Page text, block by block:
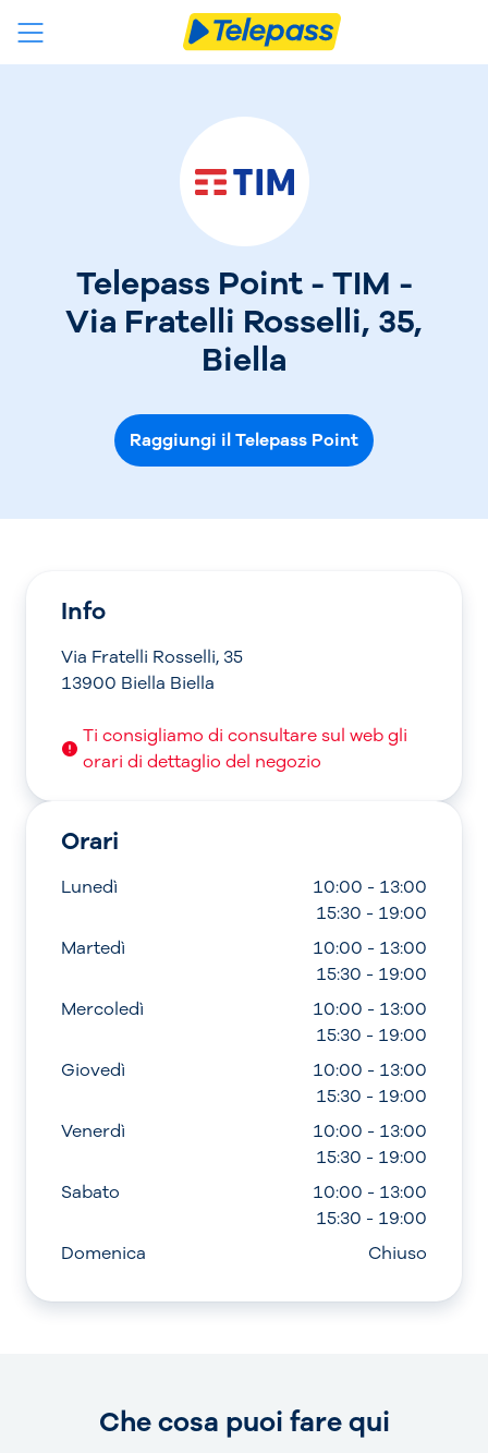
Telepass Point - TIM -
Via Fratelli Rosselli, 35,
Biella
Raggiungi il Telepass Point
Info
Via Fratelli Rosselli, 35
13900 Biella Biella
Ti consigliamo di consultare sul web gli
orari di dettaglio del negozio
Orari
Lunedì
10:00 - 13:00
15:30 - 19:00
Martedì
10:00 - 13:00
15:30 - 19:00
Mercoledì
10:00 - 13:00
15:30 - 19:00
Giovedì
10:00 - 13:00
15:30 - 19:00
Venerdì
10:00 - 13:00
15:30 - 19:00
Sabato
10:00 - 13:00
15:30 - 19:00
Domenica
Chiuso
Che cosa puoi fare qui